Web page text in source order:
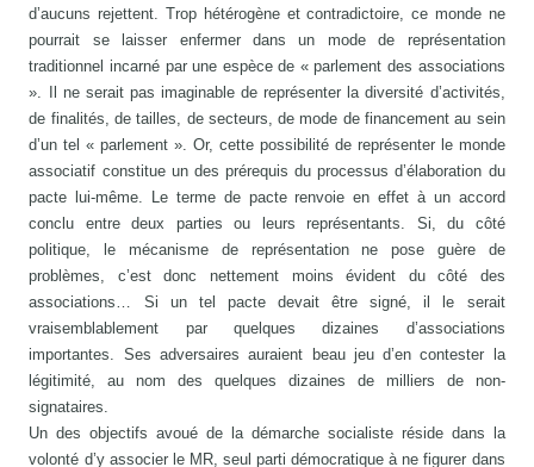
d’aucuns rejettent. Trop hétérogène et contradictoire, ce monde ne
pourrait se laisser enfermer dans un mode de représentation
traditionnel incarné par une espèce de « parlement des associations
». Il ne serait pas imaginable de représenter la diversité d’activités,
de finalités, de tailles, de secteurs, de mode de financement au sein
d’un tel « parlement ». Or, cette possibilité de représenter le monde
associatif constitue un des prérequis du processus d’élaboration du
pacte lui-même. Le terme de pacte renvoie en effet à un accord
conclu entre deux parties ou leurs représentants. Si, du côté
politique, le mécanisme de représentation ne pose guère de
problèmes, c’est donc nettement moins évident du côté des
associations… Si un tel pacte devait être signé, il le serait
vraisemblablement par quelques dizaines d’associations
importantes. Ses adversaires auraient beau jeu d’en contester la
légitimité, au nom des quelques dizaines de milliers de non-
signataires.
Un des objectifs avoué de la démarche socialiste réside dans la
volonté d’y associer le MR, seul parti démocratique à ne figurer dans